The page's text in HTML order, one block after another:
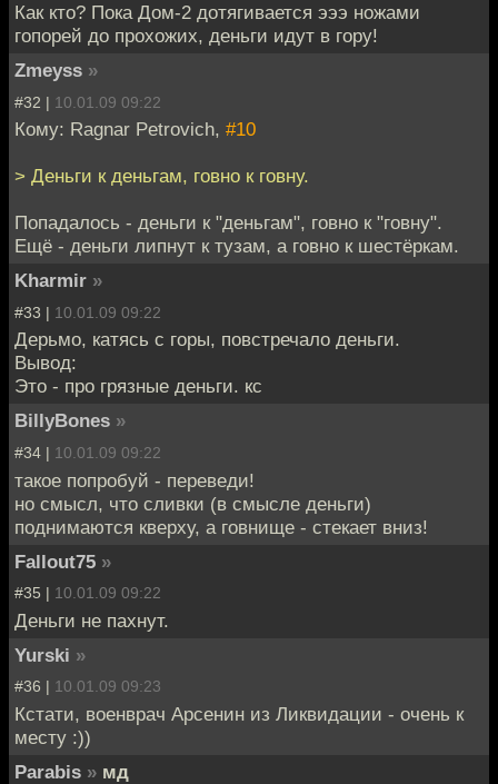
Как кто? Пока Дом-2 дотягивается эээ ножами
гопорей до прохожих, деньги идут в гору!
Zmeyss »
#32 | 10.01.09 09:22
Кому: Ragnar Petrovich, #10
> Деньги к деньгам, говно к говну.
Попадалось - деньги к "деньгам", говно к "говну".
Ещё - деньги липнут к тузам, а говно к шестёркам.
Kharmir »
#33 | 10.01.09 09:22
Дерьмо, катясь с горы, повстречало деньги.
Вывод:
Это - про грязные деньги. кс
BillyBones »
#34 | 10.01.09 09:22
такое попробуй - переведи!
но смысл, что сливки (в смысле деньги)
поднимаются кверху, а говнище - стекает вниз!
Fallout75 »
#35 | 10.01.09 09:22
Деньги не пахнут.
Yurski »
#36 | 10.01.09 09:23
Кстати, военврач Арсенин из Ликвидации - очень к
месту :))
Parabis » мд